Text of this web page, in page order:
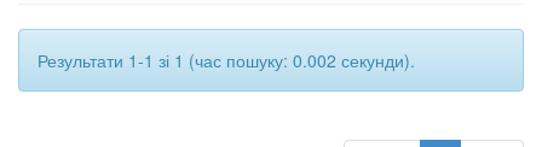
Результати 1-1 зі 1 (час пошуку: 0.002 секунди).